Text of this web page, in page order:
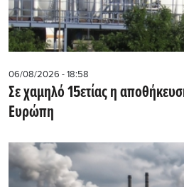
06/08/2026 - 18:58
Σε χαμηλό 15ετίας η
Ευρώπη